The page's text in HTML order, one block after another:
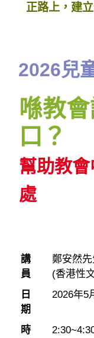
正路上，建
2026兒
喺教
口？
幫助教
處
講
員
鄭安然先
(香港性
日
期
2026年5
時